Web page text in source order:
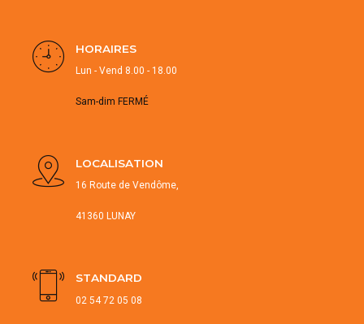
HORAIRES
Lun - Vend 8.00 - 18.00
Sam-dim FERMÉ
LOCALISATION
16 Route de Vendôme,
41360 LUNAY
STANDARD
02 54 72 05 08